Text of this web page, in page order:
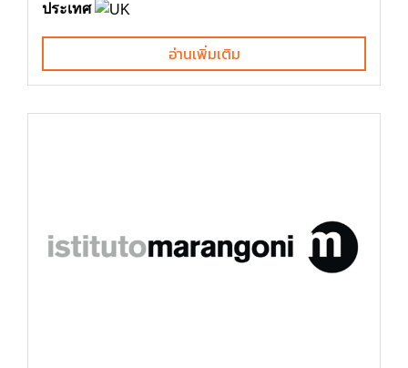
ประเทศ
อ่านเพิ่มเติม